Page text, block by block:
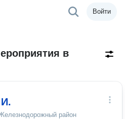
Войти
в
район